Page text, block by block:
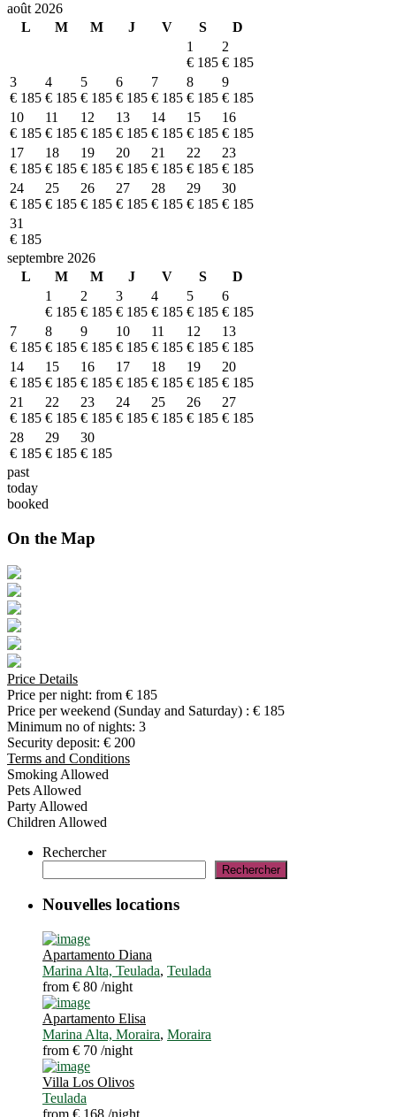
août 2026
L
M M J V S
D
1
€ 185
2
€ 185
3
€ 185
4
€ 185
5
€ 185
6
€ 185
7
€ 185
8
€ 185
9
€ 185
10
€ 185
11
€ 185
12
€ 185
13
€ 185
14
€ 185
15
€ 185
16
€ 185
17
€ 185
18
€ 185
19
€ 185
20
€ 185
21
€ 185
22
€ 185
23
€ 185
24
€ 185
25
€ 185
26
€ 185
27
€ 185
28
€ 185
29
€ 185
30
€ 185
31
€ 185
septembre 2026
L
M M J V S
D
1
€ 185
2
€ 185
3
€ 185
4
€ 185
5
€ 185
6
€ 185
7
€ 185
8
€ 185
9
€ 185
10
€ 185
11
€ 185
12
€ 185
13
€ 185
14
€ 185
15
€ 185
16
€ 185
17
€ 185
18
€ 185
19
€ 185
20
€ 185
21
€ 185
22
€ 185
23
€ 185
24
€ 185
25
€ 185
26
€ 185
27
€ 185
28
€ 185
29
€ 185
30
€ 185
past
today
booked
On the Map
Price Details
Price per night: from € 185
Price per weekend (Sunday and Saturday) : € 185
Minimum no of nights: 3
Security deposit: € 200
Terms and Conditions
Smoking Allowed
Pets Allowed
Party Allowed
Children Allowed
Rechercher
Rechercher
Nouvelles locations
Apartamento Diana
Marina Alta, Teulada, Teulada
from € 80 /night
Apartamento Elisa
Marina Alta, Moraira, Moraira
from € 70 /night
Villa Los Olivos
Teulada